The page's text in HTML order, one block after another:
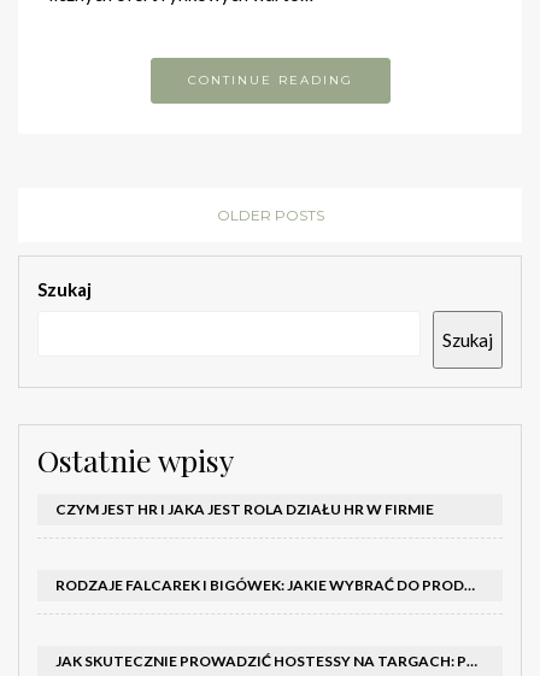
CONTINUE READING
OLDER POSTS
Szukaj
Szukaj
Ostatnie wpisy
CZYM JEST HR I JAKA JEST ROLA DZIAŁU HR W FIRMIE
RODZAJE FALCAREK I BIGÓWEK: JAKIE WYBRAĆ DO PRODUKCJI?
JAK SKUTECZNIE PROWADZIĆ HOSTESSY NA TARGACH: PORADNIK I SZKOLENIA